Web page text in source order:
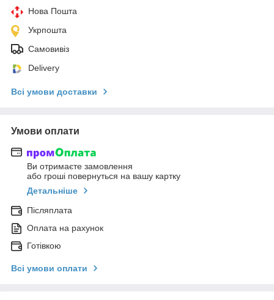
Нова Пошта
Укрпошта
Самовивіз
Delivery
Всі умови доставки
Умови оплати
Ви отримаєте замовлення
або гроші повернуться на вашу картку
Детальніше
Післяплата
Оплата на рахунок
Готівкою
Всі умови оплати